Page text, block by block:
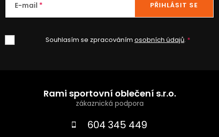
E-mail
Souhlasím se zpracováním osobních údajů.
PŘIHLÁSIT SE
Rami sportovní oblečení s.r.o.
604 345 449